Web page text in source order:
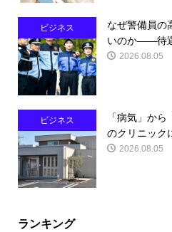
ビジネス
なぜ警備員の
いのか――待
2026.08.05
ビジネス
「病気」か
のクリニック
2026.08.05
ランキング